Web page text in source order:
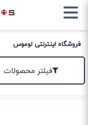
فروشگاه اینترنتی لوموس
فیلتر محصولات